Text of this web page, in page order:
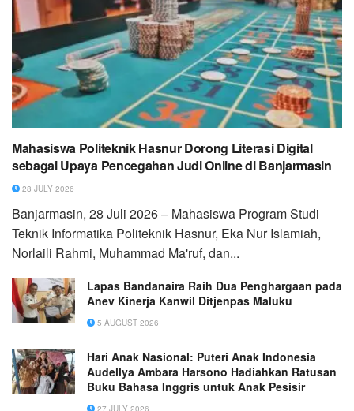
Mahasiswa Politeknik Hasnur Dorong Literasi Digital
sebagai Upaya Pencegahan Judi Online di Banjarmasin
28 JULY 2026
Banjarmasin, 28 Juli 2026 – Mahasiswa Program Studi
Teknik Informatika Politeknik Hasnur, Eka Nur Islamiah,
Norlaili Rahmi, Muhammad Ma'ruf, dan...
Lapas Bandanaira Raih Dua Penghargaan pada
Anev Kinerja Kanwil Ditjenpas Maluku
5 AUGUST 2026
Hari Anak Nasional: Puteri Anak Indonesia
Audellya Ambara Harsono Hadiahkan Ratusan
Buku Bahasa Inggris untuk Anak Pesisir
27 JULY 2026